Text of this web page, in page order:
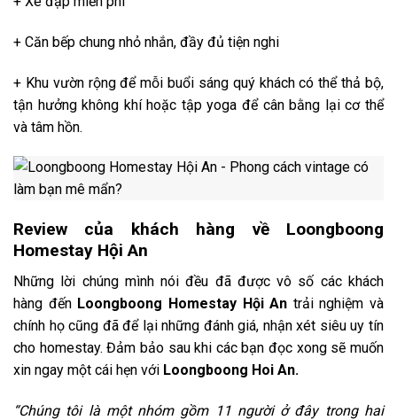
+ Căn bếp chung nhỏ nhắn, đầy đủ tiện nghi
+ Khu vườn rộng để mỗi buổi sáng quý khách có thể thả bộ,
tận hưởng không khí hoặc tập yoga để cân bằng lại cơ thể
và tâm hồn.
Review của khách hàng về Loongboong
Homestay Hội An
Những lời chúng mình nói đều đã được vô số các khách
hàng đến Loongboong Homestay Hội An trải nghiệm và
chính họ cũng đã để lại những đánh giá, nhận xét siêu uy tín
cho homestay. Đảm bảo sau khi các bạn đọc xong sẽ muốn
xin ngay một cái hẹn với Loongboong Hoi An.
“Chúng tôi là một nhóm gồm 11 người ở đây trong hai